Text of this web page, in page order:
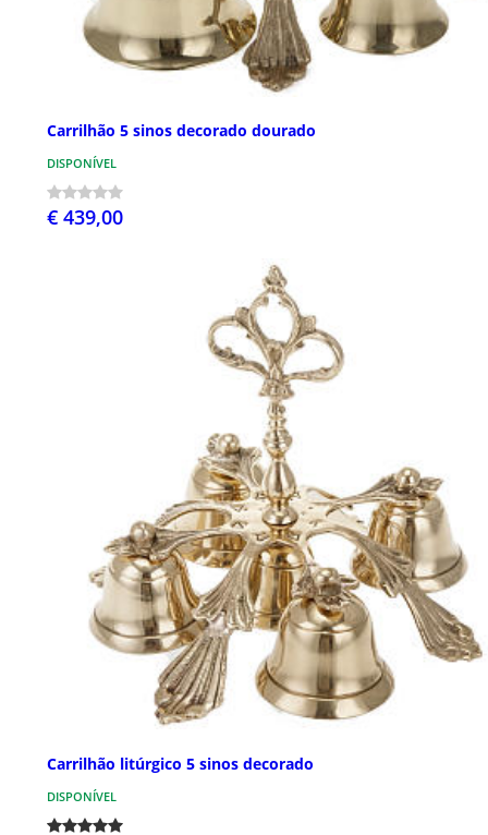
Carrilhão 5 sinos decorado dourado
DISPONÍVEL
€ 439,00
Carrilhão litúrgico 5 sinos decorado
DISPONÍVEL